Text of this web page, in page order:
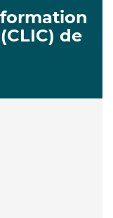
de